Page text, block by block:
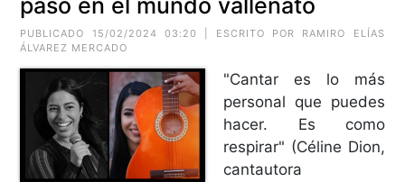
paso en el mundo vallenato
PUBLICADO 15/02/2024 03:20 | ESCRITO POR RAMIRO ELÍAS
ÁLVAREZ MERCADO
"Cantar es lo más
personal que puedes
hacer. Es como
respirar" (Céline Dion,
cantautora